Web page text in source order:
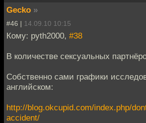
Gecko »
#46 | 14.09.10 10:15
Кому: pyth2000, #38
В количестве сексуальных
Собственно сами графики
английском:
http://blog.okcupid.com/index.php/
accident/